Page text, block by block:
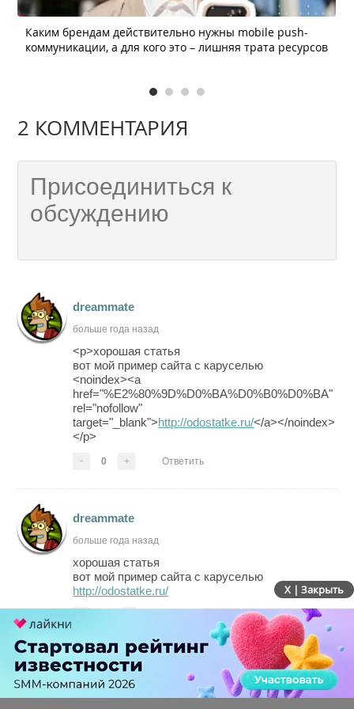
Каким брендам действительно нужны mobile push-
коммуникации, а для кого это – лишняя трата ресурсов
2 КОММЕНТАРИЯ
dreammate
больше года назад
<p>хорошая статья
вот мой пример сайта с каруселью
<noindex><a
href="%E2%80%9D%D0%BA%D0%B0%D0%BA"
rel="nofollow"
target="_blank">http://odostatke.ru/</a></noindex>
</p>
- 0 + Ответить
dreammate
больше года назад
хорошая статья
вот мой пример сайта с каруселью
http://odostatke.ru/
X | Закрыть